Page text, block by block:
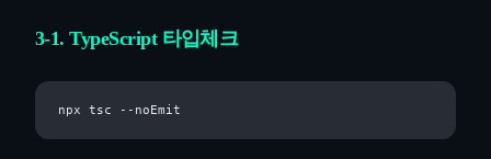
3-1. TypeScript 타입체크